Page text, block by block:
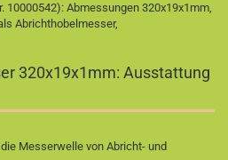
10000542): Abmessungen 320x19x1mm,
Abrichthobelmesser,
320x19x1mm: Ausstattung
Messerwelle von Abricht- und